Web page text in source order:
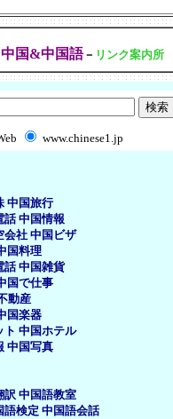
中国&中国語－ リンク案内所
www.chinese1.jp
中国旅行
話 中国情報
会社 中国ビザ
国料理
話 中国雑貨
国で仕事
動産
国楽器
ト 中国ホテル
中国写真
訳 中国語教室
語検定 中国語会話